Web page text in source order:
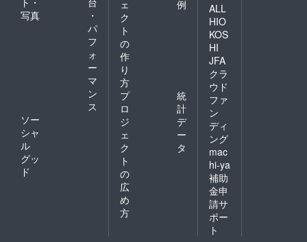
写真
・
パ
フ
ォ
ー
マ
ン
ス
ソー
シャ
ル
グッ
ド
ェ
ク
ト
の
作
り
方
例
プ
ロ
ジ
ェ
ク
ト
の
広
め
方
統
計
デ
ー
タ
ALL
HIO
KOS
HI
JFA
クラ
ウド
ファ
ン
ディ
ング
mac
hi-ya
補助
金申
請サ
ポー
ト